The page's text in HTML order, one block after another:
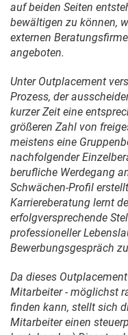
auf beiden Seiten
bewältigen zu können,
externen
angeboten.
Unter Outplacement
Prozess, der
kurzer Zeit eine
größeren Zahl von
meistens eine
nachfolgender
berufliche Werdegang
Schwächen-Profil
Karriereberatung lernt
erfolgversprechende
professioneller
Bewerbungsgespräch
Da dieses
Mitarbeiter - möglichst
finden kann, stellt sich
Mitarbeiter einen